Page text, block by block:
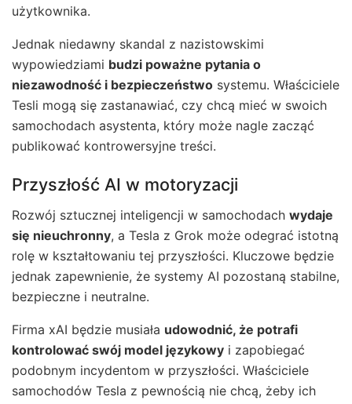
użytkownika.
Jednak niedawny skandal z nazistowskimi
wypowiedziami budzi poważne pytania o
niezawodność i bezpieczeństwo systemu. Właściciele
Tesli mogą się zastanawiać, czy chcą mieć w swoich
samochodach asystenta, który może nagle zacząć
publikować kontrowersyjne treści.
Przyszłość AI w motoryzacji
Rozwój sztucznej inteligencji w samochodach wydaje
się nieuchronny, a Tesla z Grok może odegrać istotną
rolę w kształtowaniu tej przyszłości. Kluczowe będzie
jednak zapewnienie, że systemy AI pozostaną stabilne,
bezpieczne i neutralne.
Firma xAI będzie musiała udowodnić, że potrafi
kontrolować swój model językowy i zapobiegać
podobnym incydentom w przyszłości. Właściciele
samochodów Tesla z pewnością nie chcą, żeby ich